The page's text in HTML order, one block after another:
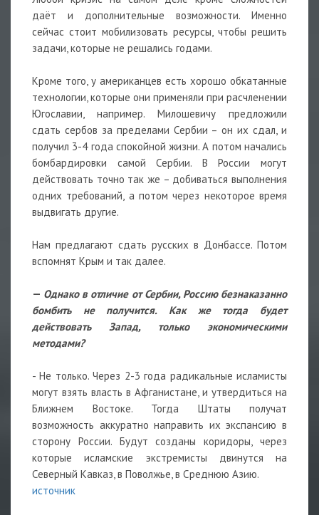
даёт и дополнительные возможности. Именно
сейчас стоит мобилизовать ресурсы, чтобы решить
задачи, которые не решались годами.
Кроме того, у американцев есть хорошо обкатанные
технологии, которые они применяли при расчленении
Югославии, например. Милошевичу предложили
сдать сербов за пределами Сербии – он их сдал, и
получил 3-4 года спокойной жизни. А потом начались
бомбардировки самой Сербии. В России могут
действовать точно так же – добиваться выполнения
одних требований, а потом через некоторое время
выдвигать другие.
Нам предлагают сдать русских в Донбассе. Потом
вспомнят Крым и так далее.
— Однако в отличие от Сербии, Россию безнаказанно
бомбить не получится. Как же тогда будет
действовать Запад, только экономическими
методами?
- Не только. Через 2-3 года радикальные исламисты
могут взять власть в Афганистане, и утвердиться на
Ближнем Востоке. Тогда Штаты получат
возможность аккуратно направить их экспансию в
сторону России. Будут созданы коридоры, через
которые исламские экстремисты двинутся на
Северный Кавказ, в Поволжье, в Среднюю Азию.
источник